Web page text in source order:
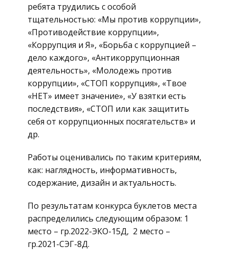
ребята трудились с особой
тщательностью: «Мы против коррупции»,
«Противодействие коррупции»,
«Коррупция и Я», «Борьба с коррупцией –
дело каждого», «Антикоррупционная
деятельность», «Молодежь против
коррупции», «СТОП коррупция», «Твое
«НЕТ» имеет значение», «У взятки есть
последствия», «СТОП или как защитить
себя от коррупционных посягательств» и
др.
Работы оценивались по таким критериям,
как: наглядность, информативность,
содержание, дизайн и актуальность.
По результатам конкурса буклетов места
распределились следующим образом: 1
место – гр.2022-ЭКО-15Д, 2 место –
гр.2021-СЭГ-8Д.